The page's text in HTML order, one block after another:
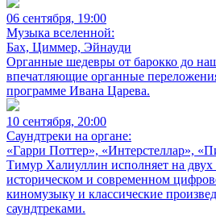
06 сентября, 19:00
Музыка вселенной:
Бах, Циммер, Эйнауди
Органные шедевры от барокко до
впечатляющие органные
программе Ивана Царева.
10 сентября, 20:00
Саундтреки на органе:
«Гарри Поттер», «Интерстеллар»,
Тимур Халиуллин исполняет на
историческом и современном
киномузыку и классические
саундтреками.